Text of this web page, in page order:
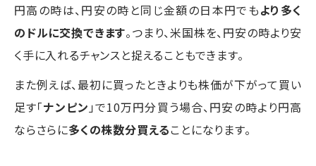
円高の時は、円安の時と同じ金額の日本円でもより多く
のドルに交換できます。つまり、米国株を、円安の時より安
く手に入れるチャンスと捉えることもできます。
また例えば、最初に買ったときよりも株価が下がって買い
足す「ナンピン 」で10万円分買う場合、円安の時より円高
ならさらに多くの株数分買えることになります。